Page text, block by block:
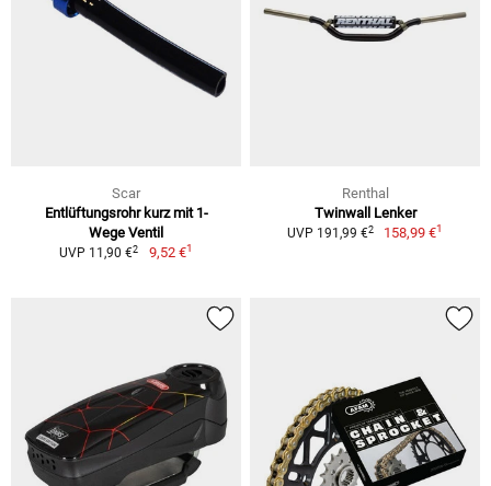
Scar
Entlüftungsrohr kurz mit 1-
Wege Ventil
UVP 11,90 €2 9,52 €1
Renthal
Twinwall Lenker
UVP 191,99 €2 158,99 €1